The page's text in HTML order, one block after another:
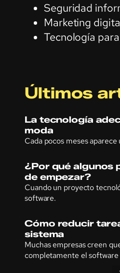
Seguridad
Marketing
Tecnología
Últimos
La tecnología
moda
Cada pocos meses
¿Por qué algunos
de empezar?
Cuando un proyecto
software.
Cómo reducir
sistema
Muchas empresas creen
completamente el software